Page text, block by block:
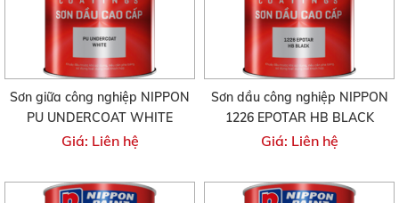
Sơn giữa công nghiệp NIPPON
PU UNDERCOAT WHITE
Giá: Liên hệ
Sơn dầu công nghiệp NIPPON
1226 EPOTAR HB BLACK
Giá: Liên hệ